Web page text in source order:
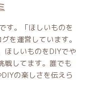
す。「ほしいものを
を運営しています。
ほしいものをDIYでや
戦してます。誰でも
の楽しさを伝えら